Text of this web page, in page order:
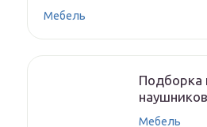
Мебель
Подборка
Мебель